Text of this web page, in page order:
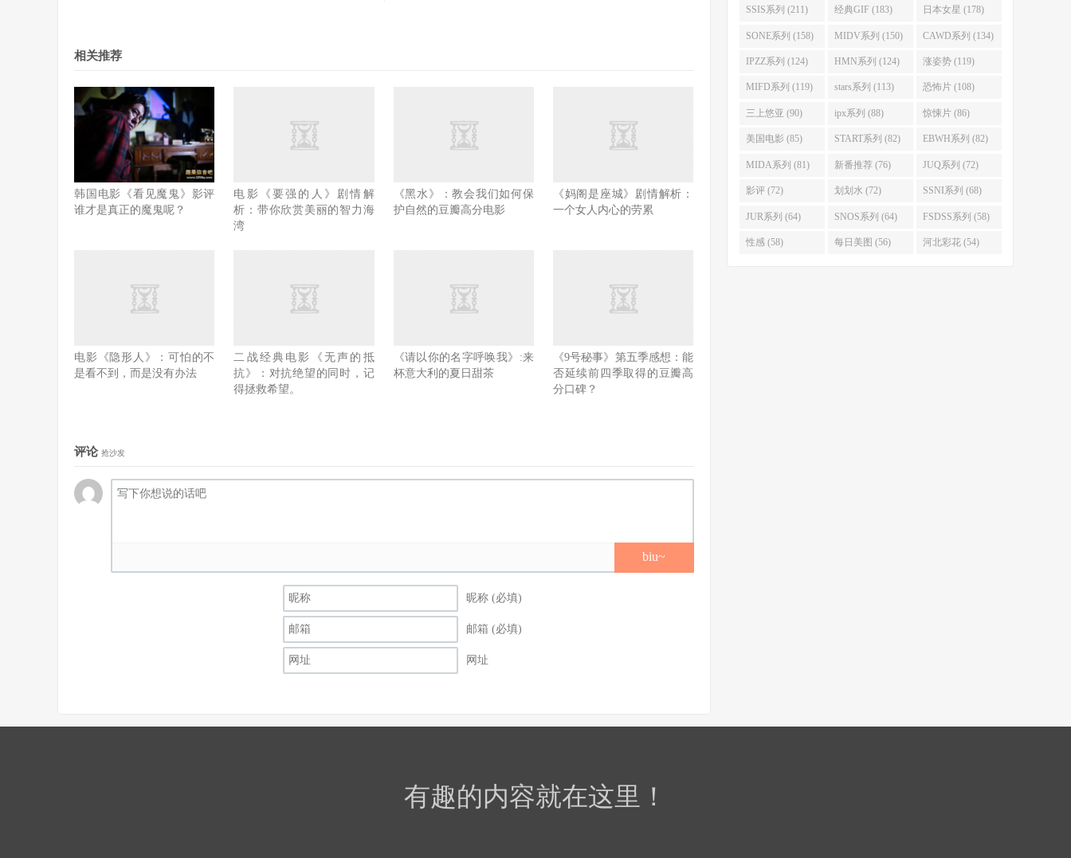
相关推荐
韩国电影《看见魔鬼》影评
谁才是真正的魔鬼呢？
电影《要强的人》剧情解
析：带你欣赏美丽的智力海
湾
《黑水》：教会我们如何保
护自然的豆瓣高分电影
《妈阁是座城》剧情解析：
一个女人内心的劳累
电影《隐形人》：可怕的不
是看不到，而是没有办法
二战经典电影《无声的抵
抗》：对抗绝望的同时，记
得拯救希望。
《请以你的名字呼唤我》:来
杯意大利的夏日甜茶
《9号秘事》第五季感想：能
否延续前四季取得的豆瓣高
分口碑？
评论 抢沙发
biu~
昵称 (必填)
邮箱 (必填)
网址
SSIS系列 (211) 经典GIF (183) 日本女星 (178)
SONE系列 (158) MIDV系列 (150) CAWD系列 (134)
IPZZ系列 (124) HMN系列 (124) 涨姿势 (119)
MIFD系列 (119) stars系列 (113) 恐怖片 (108)
三上悠亚 (90) ipx系列 (88) 惊悚片 (86)
美国电影 (85) START系列 (82) EBWH系列 (82)
MIDA系列 (81) 新番推荐 (76) JUQ系列 (72)
影评 (72) 划划水 (72) SSNI系列 (68)
JUR系列 (64) SNOS系列 (64) FSDSS系列 (58)
性感 (58) 每日美图 (56) 河北彩花 (54)
有趣的内容就在这里！